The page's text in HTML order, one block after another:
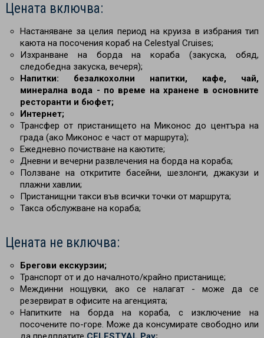
Цената включва:
Настаняване за целия период на круиза в избрания тип
каюта на посочения кораб на Celestyal Cruises;
Изхранване на борда на кораба (закуска, обяд,
следобедна закуска, вечеря);
Напитки: безалкохолни напитки, кафе, чай,
минерална вода - по време на хранене в основните
ресторанти и бюфет;
Интернет;
Трансфер от пристанището на Миконос до центъра на
града (ако Миконос е част от маршрута);
Ежедневно почистване на каютите;
Дневни и вечерни развлечения на борда на кораба;
Ползване на откритите басейни, шезлонги, джакузи и
плажни хавлии;
Пристанищни такси във всички точки от маршрута;
Такса обслужване на кораба;
Цената не включва:
Брегови екскурзии;
Транспорт от и до началното/крайно пристанище;
Междинни нощувки, ако се налагат - може да се
резервират в офисите на агенцията;
Напитките на борда на кораба, с изключение на
посочените по-горе. Може да консумирате свободно или